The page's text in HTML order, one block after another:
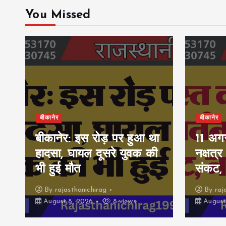
You Missed
बीकानेर
बीकानेर: इस रोड़ पर हुआ था
हादसा, घायल दूसरे युवक की
भी हुई मौत
By rajasthanichirag
August 8, 2026
8 views
बीकानेर
11
नक्षत्र
संकट,
By